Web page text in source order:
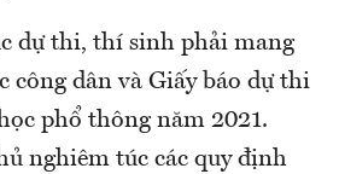
dự thi, thí sinh phải mang
công dân và Giấy báo dự thi
phổ thông năm 2021.
nghiêm túc các quy định